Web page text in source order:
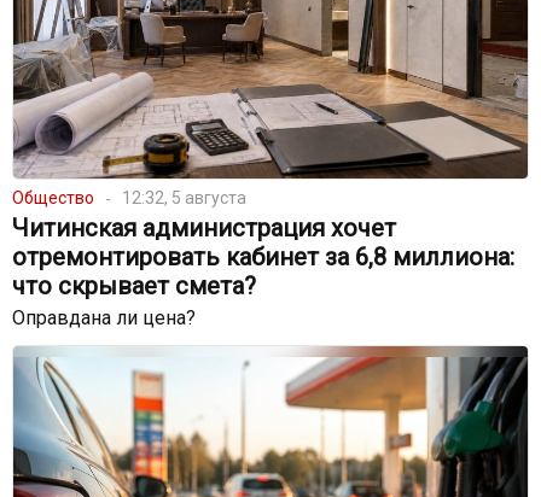
Общество 12:32, 5 августа
Читинская администрация хочет
отремонтировать кабинет за 6,8 миллиона:
что скрывает смета?
Оправдана ли цена?